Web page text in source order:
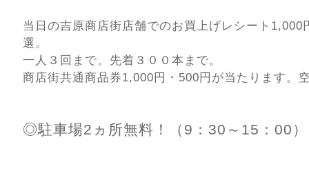
当日の吉原商店街店舗でのお買上げレシート1,000
選。
一人３回まで。先着３００本まで。
商店街共通商品券1,000円・500円が当たります。
◎駐車場2ヵ所無料！（9：30～15：00）